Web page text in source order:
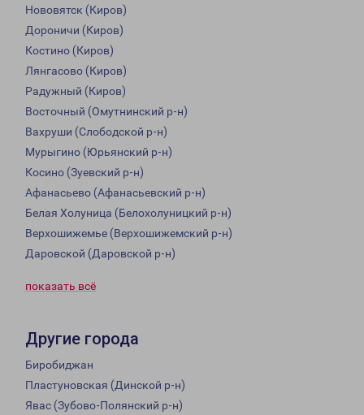
Нововятск (Киров)
Дороничи (Киров)
Костино (Киров)
Лянгасово (Киров)
Радужный (Киров)
Восточный (Омутнинский р-н)
Вахруши (Слободской р-н)
Мурыгино (Юрьянский р-н)
Косино (Зуевский р-н)
Афанасьево (Афанасьевский р-н)
Белая Холуница (Белохолуницкий р-н)
Верхошижемье (Верхошижемский р-н)
Даровской (Даровской р-н)
показать всё
Другие города
Биробиджан
Пластуновская (Динской р-н)
Явас (Зубово-Полянский р-н)